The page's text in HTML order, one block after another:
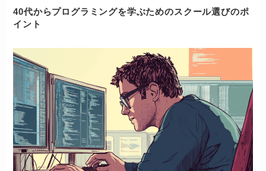
40代からプログラミングを学ぶためのスクール選びのポ
イント